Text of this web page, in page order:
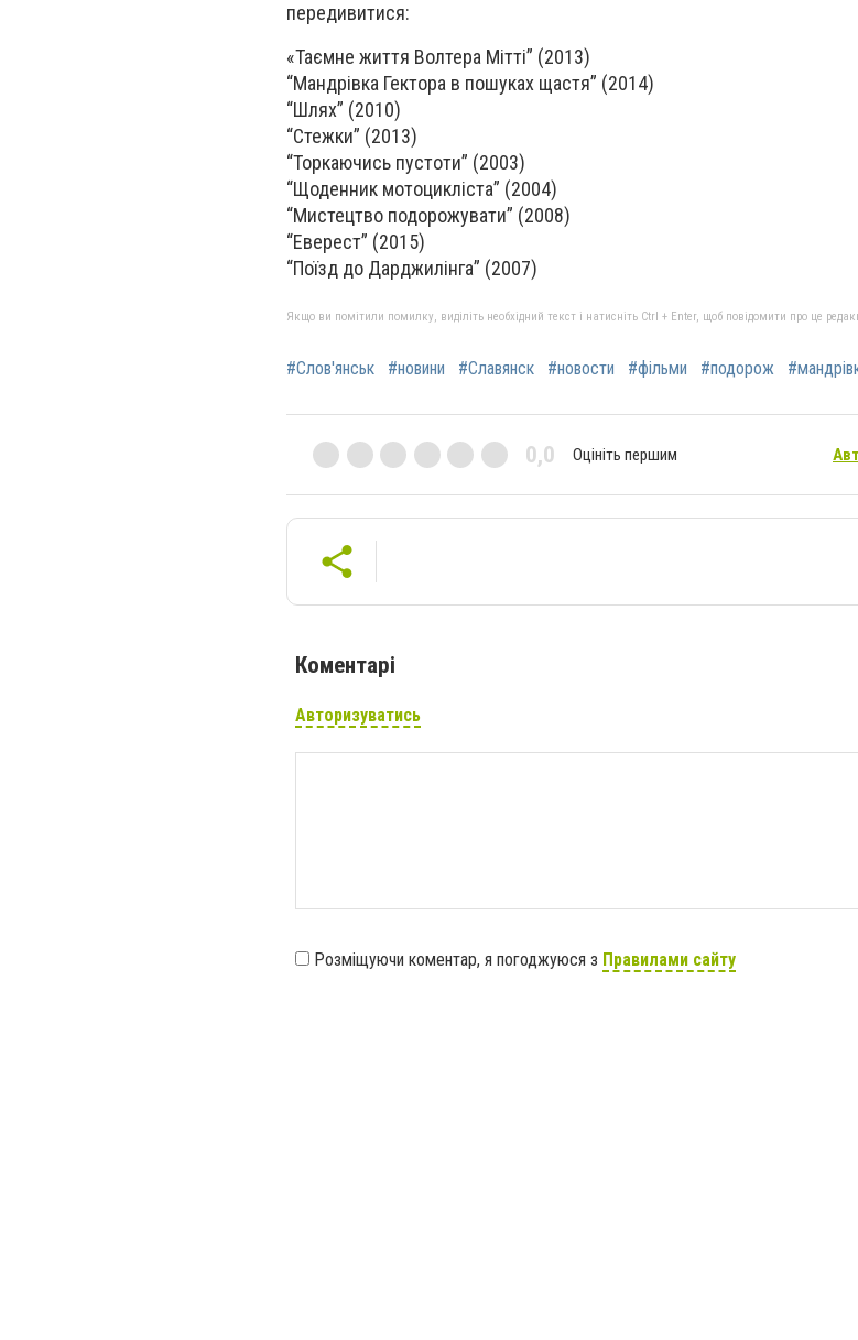
передивитися:
«Таємне життя Волтера Мітті” (2013)
“Мандрівка Гектора в пошуках щастя” (2014)
“Шлях” (2010)
“Стежки” (2013)
“Торкаючись пустоти” (2003)
“Щоденник мотоцикліста” (2004)
“Мистецтво подорожувати” (2008)
“Еверест” (2015)
“Поїзд до Дарджилінга” (2007)
Якщо ви помітили помилку, виділіть необхідний текст і натисніть Ctrl + Enter, щоб повідомити про це
#Слов'янськ #новини #Славянск #новости #фільми #подорож
0,0 Оцініть першим
Коментарі
Авторизуватись
Розміщуючи коментар, я погоджуюся з Правилами сайту